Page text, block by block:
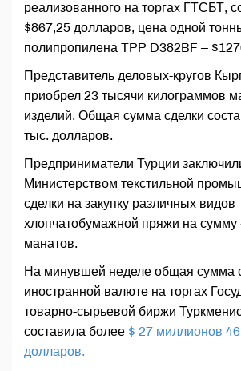
реализованного на торгах ГТСБТ,
$867,25 долларов, цена одной
полипропилена TPP D382BF –
Представитель деловых-кругов
приобрел 23 тысячи килограммов
изделий. Общая сумма сделки
тыс. долларов.
Предприниматели Турции
Министерством текстильной
сделки на закупку различных видов
хлопчатобумажной пряжи на сумму
манатов.
На минувшей неделе общая сумма
иностранной валюте на торгах
товарно-сырьевой биржи
составила более $ 27 миллионов
долларов.